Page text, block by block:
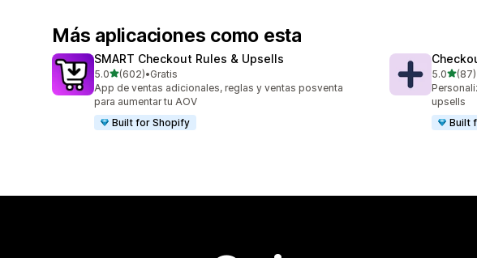
Más aplicaciones como esta
SMART Checkout Rules & Upsells
5.0de 5 estrellas
(602)
602 reseñas en total
•Gratis
App de ventas adicionales, reglas y ventas posventa
para aumentar tu AOV
Built for Shopify
5.0de 5(87)
87
upsells
Built